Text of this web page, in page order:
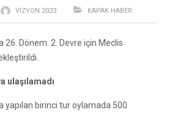
VIZYON 2023 KAPAK HABER
26. Dönem. 2. Devre için Meclis
ulaşılamadı
yapılan birinci tur oylamada 500